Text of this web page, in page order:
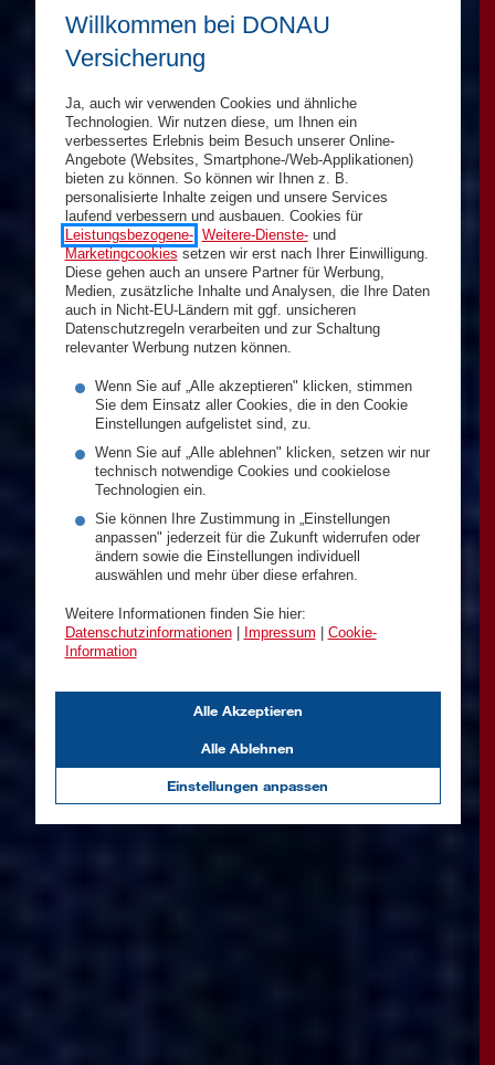
Willkommen bei DONAU
Versicherung
Ja, auch wir verwenden Cookies und ähnliche
Technologien. Wir nutzen diese, um Ihnen ein
verbessertes Erlebnis beim Besuch unserer Online-
Angebote (Websites, Smartphone-/Web-Applikationen)
bieten zu können. So können wir Ihnen z. B.
personalisierte Inhalte zeigen und unsere Services
laufend verbessern und ausbauen. Cookies für
Leistungsbezogene-, Weitere-Dienste-und
Marketingcookies setzen wir erst nach Ihrer Einwilligung.
Diese gehen auch an unsere Partner für Werbung,
Medien, zusätzliche Inhalte und Analysen, die Ihre Daten
auch in Nicht-EU-Ländern mit ggf. unsicheren
Datenschutzregeln verarbeiten und zur Schaltung
relevanter Werbung nutzen können.
Wenn Sie auf „Alle akzeptieren" klicken, stimmen
Sie dem Einsatz aller Cookies, die in den Cookie
Einstellungen aufgelistet sind, zu.
Wenn Sie auf „Alle ablehnen" klicken, setzen wir nur
technisch notwendige Cookies und cookielose
Technologien ein.
Sie können Ihre Zustimmung in „Einstellungen
anpassen" jederzeit für die Zukunft widerrufen oder
ändern sowie die Einstellungen individuell
auswählen und mehr über diese erfahren.
Weitere Informationen finden Sie hier:
Datenschutzinformationen| Impressum
Cookie-
Information
Einstellungen anpassen
Alle Ablehnen
Alle Akzeptieren